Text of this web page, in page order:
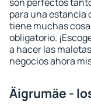
para una estancia
tiene muchas
obligatorio.
a hacer las
negocios ahora
Äigrumäe -